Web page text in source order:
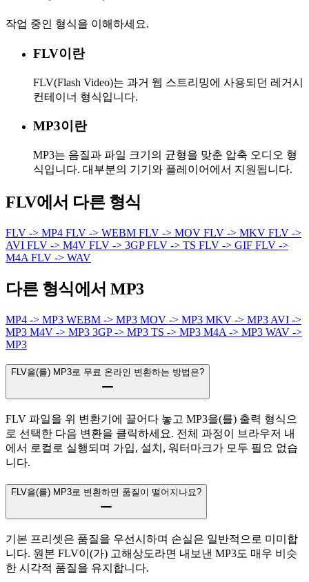
작업 중인 형식을 이해하세요.
FLV이란
FLV(Flash Video)는 과거 웹 스트리밍에 사용되던 레거시
컨테이너 형식입니다.
MP3이란
MP3는 음질과 파일 크기의 균형을 맞춘 압축 오디오 형
식입니다. 대부분의 기기와 플레이어에서 지원됩니다.
FLV에서 다른 형식
FLV -> MP4 FLV -> WEBM FLV -> MOV FLV -> MKV FLV ->
AVI FLV -> M4V FLV -> 3GPFLV -> TS FLV -> GIF FLV ->
M4A FLV -> WAV
다른 형식에서 MP3
MP4 -> MP3 WEBM -> MP3 MOV -> MP3 MKV -> MP3 AVI ->
MP3 M4V -> MP3 3GP -> MP3 TS -> MP3 M4A -> MP3 WAV ->
MP3
FLV을(를) MP3로 무료 온라인 변환하는 방법은?
FLV 파일을 위 변환기에 끌어다 놓고 MP3을(를) 출력 형식으
로 선택한 다음 변환을 클릭하세요. 전체 과정이 브라우저 내
에서 로컬로 실행되며 가입, 설치, 워터마크가 모두 필요 없습
니다.
FLV을(를) MP3로 변환하면 품질이 떨어지나요?
기본 프리셋은 품질을 우선시하며 손실은 일반적으로 미미합
니다. 원본 FLV이(가) 고해상도라면 내보낸 MP3도 매우 비슷
한 시각적 품질을 유지합니다.